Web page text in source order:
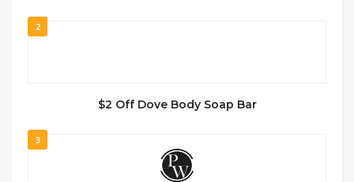
2
$2 Off Dove Body Soap Bar
3